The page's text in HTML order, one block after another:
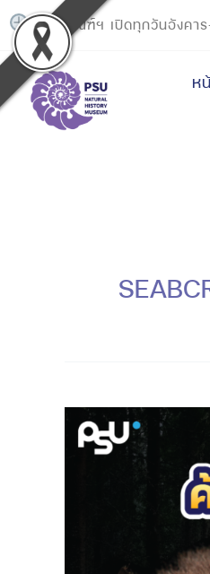
Skip
content
พิพิธภัณฑ์ฯ เปิดทุกวันอังคาร
ห
ม.สงขลา
นครินทร์